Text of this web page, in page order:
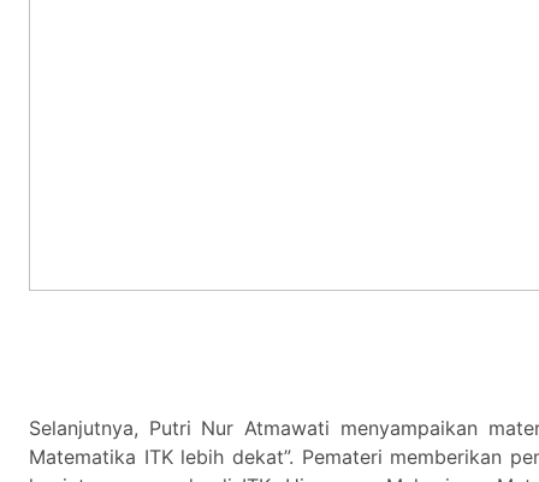
Selanjutnya, Putri Nur Atmawati menyampaikan
Matematika ITK lebih dekat”. Pemateri memberikan